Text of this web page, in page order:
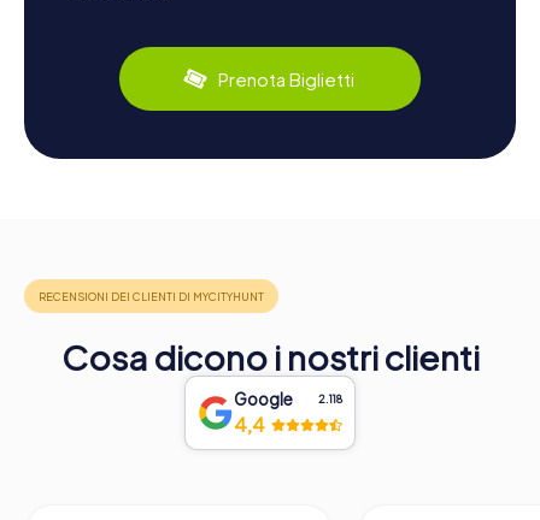
Prenota Biglietti
Cosa dicono i nostri clienti
Google 2.118
4,4